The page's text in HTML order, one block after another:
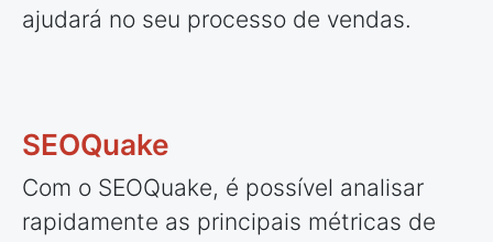
ajudará no seu processo de vendas.
SEOQuake
Com o SEOQuake, é possível analisar
rapidamente as principais métricas de